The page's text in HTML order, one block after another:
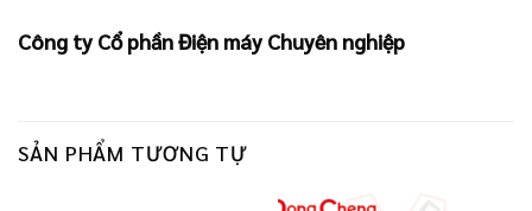
Công ty Cổ phần Điện máy Chuyên nghiệp
SẢN PHẨM TƯƠNG TỰ